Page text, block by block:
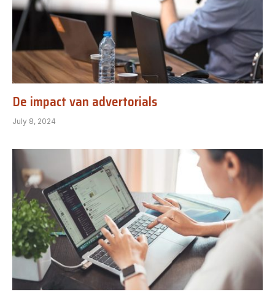
De impact van advertorials
July 8, 2024